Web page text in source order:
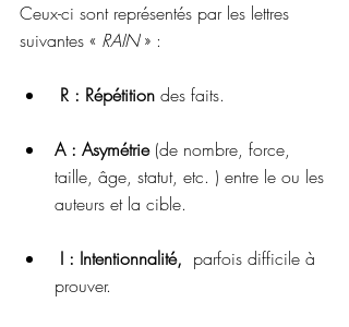
Ceux-ci sont représentés par les lettres
suivantes « RAIN » :
R : Répétition des faits.
A : Asymétrie (de nombre, force,
taille, âge, statut, etc. ) entre le ou les
auteurs et la cible.
I : Intentionnalité,
  parfois difficile à
prouver.